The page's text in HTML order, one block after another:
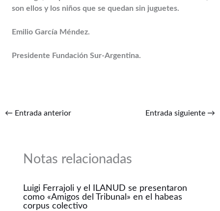
son ellos y los niños que se quedan sin juguetes.
Emilio García Méndez.
Presidente Fundación Sur-Argentina.
← Entrada anterior Entrada siguiente →
Notas relacionadas
Luigi Ferrajoli y el ILANUD se presentaron
como «Amigos del Tribunal» en el habeas
corpus colectivo